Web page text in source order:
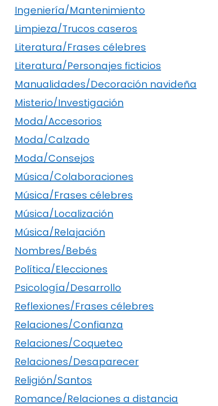
Ingeniería/Mantenimiento
Limpieza/Trucos caseros
Literatura/Frases célebres
Literatura/Personajes ficticios
Manualidades/Decoración navideña
Misterio/Investigación
Moda/Accesorios
Moda/Calzado
Moda/Consejos
Música/Colaboraciones
Música/Frases célebres
Música/Localización
Música/Relajación
Nombres/Bebés
Política/Elecciones
Psicología/Desarrollo
Reflexiones/Frases célebres
Relaciones/Confianza
Relaciones/Coqueteo
Relaciones/Desaparecer
Religión/Santos
Romance/Relaciones a distancia